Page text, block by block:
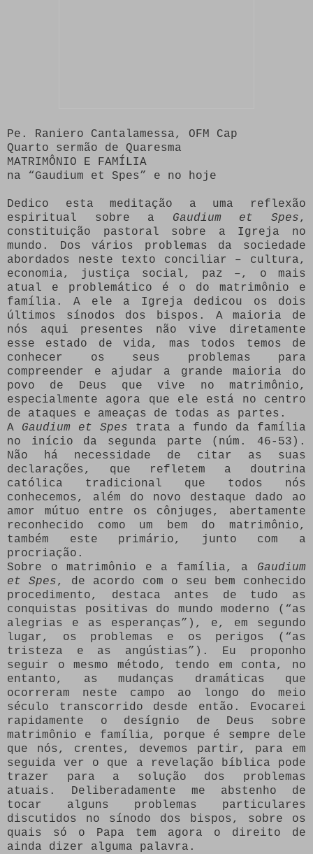
Pe. Raniero Cantalamessa, OFM Cap
Quarto sermão de Quaresma
MATRIMÔNIO E FAMÍLIA
na “Gaudium et Spes” e no hoje
Dedico esta meditação a uma reflexão
espiritual sobre a Gaudium et Spes,
constituição pastoral sobre a Igreja no
mundo. Dos vários problemas da sociedade
abordados neste texto conciliar – cultura,
economia, justiça social, paz –, o mais
atual e problemático é o do matrimônio e
família. A ele a Igreja dedicou os dois
últimos sínodos dos bispos. A maioria de
nós aqui presentes não vive diretamente
esse estado de vida, mas todos temos de
conhecer os seus problemas para
compreender e ajudar a grande maioria do
povo de Deus que vive no matrimônio,
especialmente agora que ele está no centro
de ataques e ameaças de todas as partes.
A Gaudium et Spes trata a fundo da família
no início da segunda parte (núm. 46-53).
Não há necessidade de citar as suas
declarações, que refletem a doutrina
católica tradicional que todos nós
conhecemos, além do novo destaque dado ao
amor mútuo entre os cônjuges, abertamente
reconhecido como um bem do matrimônio,
também este primário, junto com a
procriação.
Sobre o matrimônio e a família, a Gaudium
et Spes, de acordo com o seu bem conhecido
procedimento, destaca antes de tudo as
conquistas positivas do mundo moderno (“as
alegrias e as esperanças”), e, em segundo
lugar, os problemas e os perigos (“as
tristeza e as angústias”). Eu proponho
seguir o mesmo método, tendo em conta, no
entanto, as mudanças dramáticas que
ocorreram neste campo ao longo do meio
século transcorrido desde então. Evocarei
rapidamente o desígnio de Deus sobre
matrimônio e família, porque é sempre dele
que nós, crentes, devemos partir, para em
seguida ver o que a revelação bíblica pode
trazer para a solução dos problemas
atuais. Deliberadamente me abstenho de
tocar alguns problemas particulares
discutidos no sínodo dos bispos, sobre os
quais só o Papa tem agora o direito de
ainda dizer alguma palavra.